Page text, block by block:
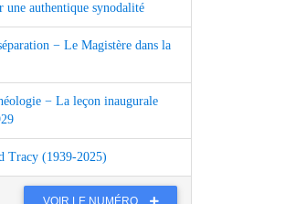
authentique synodalité
− Le Magistère dans la
− La leçon inaugurale
Tracy (1939-2025)
VOIR LE NUMÉRO